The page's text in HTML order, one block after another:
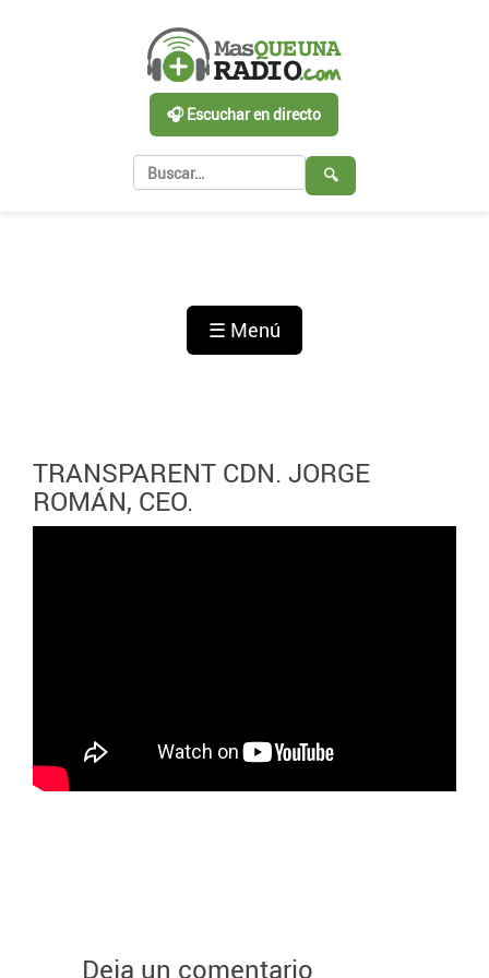
🎧 Escuchar en directo
🔍
☰ Menú
TRANSPARENT CDN. JORGE
ROMÁN, CEO.
Deja un comentario